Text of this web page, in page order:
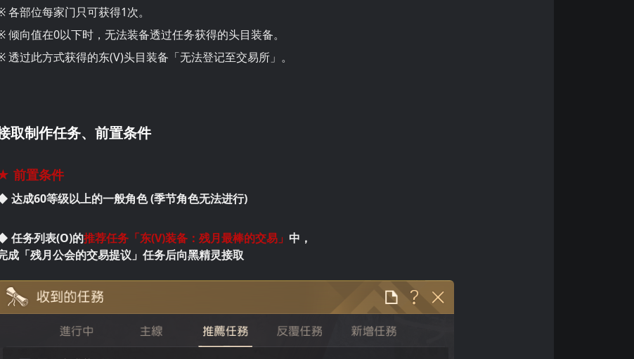
各部位每家门只可获得1次。
倾向值在0以下时，无法装备透过任务获得的头目装备。
透过此方式获得的东(V)头目装备「无法登记至交易所」。
取制作任务、前置条件
前置条件
达成60等级以上的一般角色 (季节角色无法进行)
任务列表(O)的推荐任务「东(V)装备：残月最棒的交易」 中，
成「残月公会的交易提议」任务后向黑精灵接取